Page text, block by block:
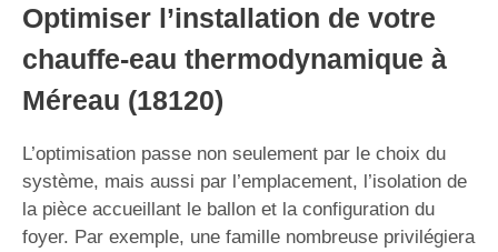
Optimiser l’installation de votre
chauffe-eau thermodynamique à
Méreau (18120)
L’optimisation passe non seulement par le choix du
système, mais aussi par l’emplacement, l’isolation de
la pièce accueillant le ballon et la configuration du
foyer. Par exemple, une famille nombreuse privilégiera